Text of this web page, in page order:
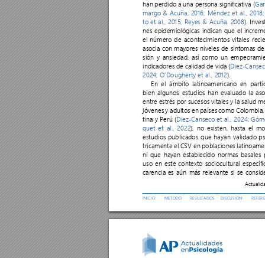
INICIO METODO RESULTADOS DISCUSIÓN
han perdido a una persona signicativa (
margo & Acuña, 2016; Méndez et al., 2018;
to et al., 2015; Reyes & Acuña, 2008).
nes epidemiológicas indican que el
el número de acontecimientos vitales
asocia con mayores niveles de síntomas
sión y ansiedad, así como un
indicadores de calidad de vida (Diez-
2024; O’Dougherty et al., 2012).
En el ámbito latinoamericano en par
bien algunos estudios han evaluado la
entre estrés por sucesos vitales y la salud
jóvenes y adultos en países como
tina y Perú (Diez-Canseco et al., 2024;
quet et al., 2022), no existen, hasta el
estudios publicados que hayan validado
tricamente el CSV en poblaciones
ni que hayan establecido normas basales
uso en este contexto sociocultural
carencia es aún más relevante si se